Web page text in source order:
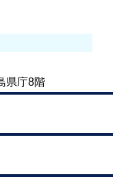
県庁8階